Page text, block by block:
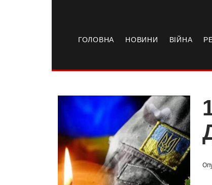
ГОЛОВНА НОВИНИ ВІЙНА